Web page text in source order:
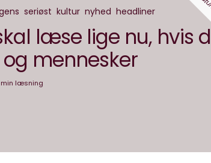
seriøst kultur nyhed headliner
læse lige nu, hvis
mennesker
læsning